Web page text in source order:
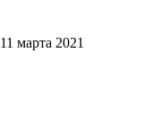
11 марта 2021